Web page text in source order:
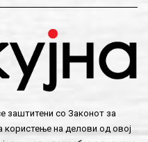
заштитени со Законот за
користење на делови од овој